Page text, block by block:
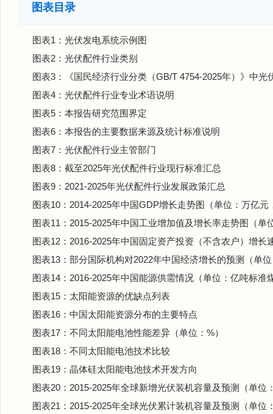
图表目录
图表1：光伏发电系统示例图
图表2：光伏配件行业类别
图表3：《国民经济行业分类（GB/T 4754-2025年）》中光
图表4：光伏配件行业专业术语说明
图表5：本报告研究范围界定
图表6：本报告的主要数据来源及统计标准说明
图表7：光伏配件行业主管部门
图表8：截至2025年光伏配件行业现行标准汇总
图表9：2021-2025年光伏配件行业发展政策汇总
图表10：2014-2025年中国GDP增长走势图（单位：万亿元
图表11：2015-2025年中国工业增加值及增长率走势图（单
图表12：2016-2025年中国固定资产投资（不含农户）增长
图表13：部分国际机构对2022年中国经济增长的预测（单
图表14：2016-2025年中国能源供需情况（单位：亿吨标准
图表15：太阳能资源的优缺点列表
图表16：中国太阳能资源分布的主要特点
图表17：不同太阳能电池性能差异（单位：%）
图表18：不同太阳能电池技术比较
图表19：晶体硅太阳能电池技术开发方向
图表20：2015-2025年全球新增光伏装机容量及预测（单位
图表21：2015-2025年全球光伏累计装机容量及预测（单位